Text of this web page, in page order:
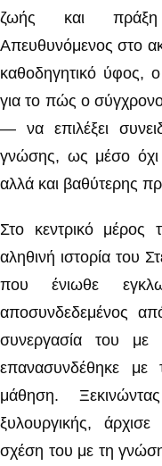
ζωής και πράξη
Απευθυνόμενος στο
καθοδηγητικό ύφος,
για το πώς ο
— να επιλέξει
γνώσης, ως μέσο όχι
αλλά και βαθύτερης
Στο κεντρικό μέρος
αληθινή ιστορία του
που ένιωθε
αποσυνδεδεμένος
συνεργασία του με
επανασυνδέθηκε με
μάθηση.
ξυλουργικής,
σχέση του με τη